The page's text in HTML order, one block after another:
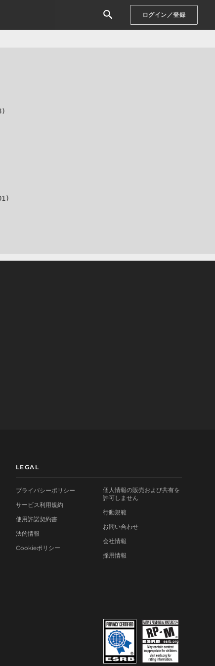
ログイン／登録
LEGAL
プライバシーポリシー
サービス利用規約
使用許諾契約書
法的情報
Cookieポリシー
個人情報の販売および共有を
許可しません
行動規範
お問い合わせ
会社情報
採用情報